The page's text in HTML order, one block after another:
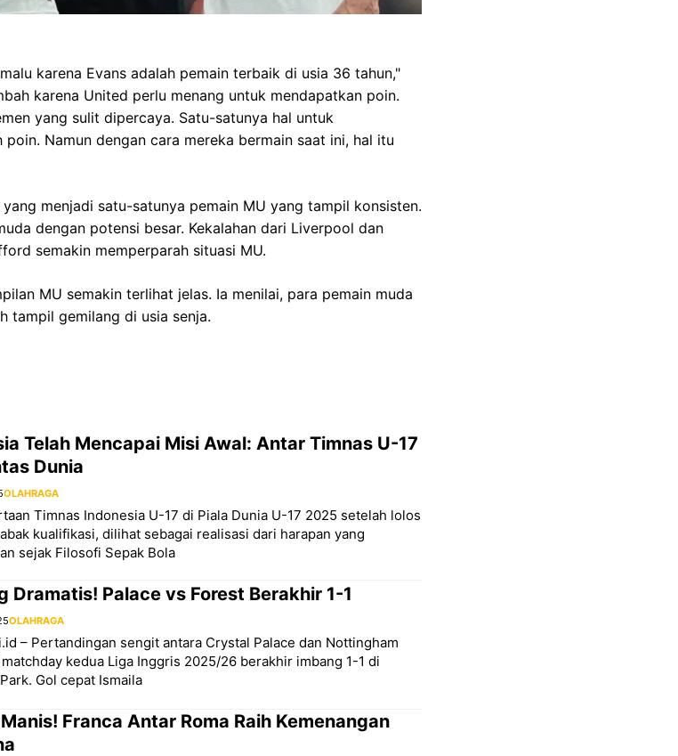
karena Evans adalah pemain terbaik di usia 36 tahun,"
karena United perlu menang untuk mendapatkan poin.
yang sulit dipercaya. Satu-satunya hal untuk
Namun dengan cara mereka bermain saat ini, hal itu
menjadi satu-satunya pemain MU yang tampil konsisten.
dengan potensi besar. Kekalahan dari Liverpool dan
semakin memperparah situasi MU.
MU semakin terlihat jelas. Ia menilai, para pemain muda
tampil gemilang di usia senja.
Telah Mencapai Misi Awal: Antar Timnas U-17
Dunia
OLAHRAGA
Timnas Indonesia U-17 di Piala Dunia U-17 2025 setelah lolos
kualifikasi, dilihat sebagai realisasi dari harapan yang
sejak Filosofi Sepak Bola
Dramatis! Palace vs Forest Berakhir 1-1
OLAHRAGA
– Pertandingan sengit antara Crystal Palace dan Nottingham
kedua Liga Inggris 2025/26 berakhir imbang 1-1 di
Gol cepat Ismaila
Franca Antar Roma Raih Kemenangan